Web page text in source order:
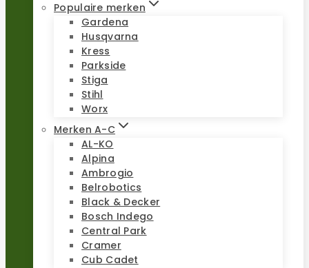
Populaire merken
Gardena
Husqvarna
Kress
Parkside
Stiga
Stihl
Worx
Merken A-C
AL-KO
Alpina
Ambrogio
Belrobotics
Black & Decker
Bosch Indego
Central Park
Cramer
Cub Cadet